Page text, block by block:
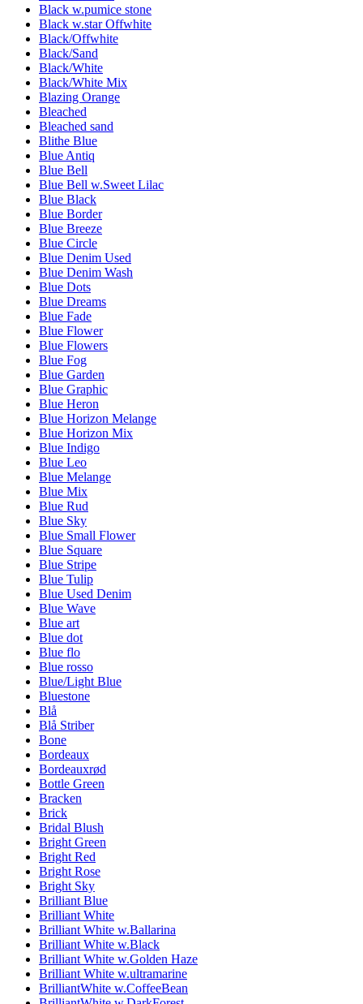
Black w.pumice stone
Black w.star Offwhite
Black/Offwhite
Black/Sand
Black/White
Black/White Mix
Blazing Orange
Bleached
Bleached sand
Blithe Blue
Blue Antiq
Blue Bell
Blue Bell w.Sweet Lilac
Blue Black
Blue Border
Blue Breeze
Blue Circle
Blue Denim Used
Blue Denim Wash
Blue Dots
Blue Dreams
Blue Fade
Blue Flower
Blue Flowers
Blue Fog
Blue Garden
Blue Graphic
Blue Heron
Blue Horizon Melange
Blue Horizon Mix
Blue Indigo
Blue Leo
Blue Melange
Blue Mix
Blue Rud
Blue Sky
Blue Small Flower
Blue Square
Blue Stripe
Blue Tulip
Blue Used Denim
Blue Wave
Blue art
Blue dot
Blue flo
Blue rosso
Blue/Light Blue
Bluestone
Blå
Blå Striber
Bone
Bordeaux
Bordeauxrød
Bottle Green
Bracken
Brick
Bridal Blush
Bright Green
Bright Red
Bright Rose
Bright Sky
Brilliant Blue
Brilliant White
Brilliant White w.Ballarina
Brilliant White w.Black
Brilliant White w.Golden Haze
Brilliant White w.ultramarine
BrilliantWhite w.CoffeeBean